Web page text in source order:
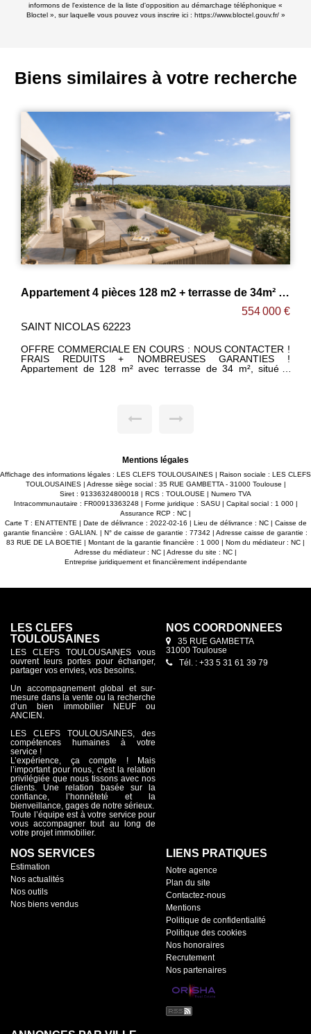
informons de l'existence de la liste d'opposition au démarchage téléphonique «
Bloctel », sur laquelle vous pouvez vous inscrire ici : https://www.bloctel.gouv.fr/»
Biens similaires à votre recherche
554 000 €
SAINT NICOLAS 62223
OFFRE COMMERCIALE EN COURS : NOUS CONTACTER !
FRAIS REDUITS + NOMBREUSES GARANTIES !
Appartement de 128 m² avec terrasse de 34 m², situé à
min à vélo. Celle ci propose quotidiennement des trajets vers
le tout donnant accès à une grande terrasse de 34m² -3
chambres dont une suite de 15m². -Salle de bain avec WC et
une salle d'eau supplémentaire. -Deuxième WC séparé. -Un
cellier. -Deux places de parkings intérieurs. Antoine CAMUS
LES CLEFS DU NEUF
!
!
à
de
de
,
-3
Mentions légales
Affichage des informations légales : LES CLEFS TOULOUSAINES | Raison sociale : LES CLEFS
TOULOUSAINES | Adresse siège social : 35 RUE GAMBETTA - 31000 Toulouse |
Siret : 91336324800018 | RCS : TOULOUSE | Numero TVA
Intracommunautaire : FR00913363248 | Forme juridique : SASU | Capital social : 1 000 |
Assurance RCP : NC |
Carte T : EN ATTENTE | Date de délivrance : 2022-02-16 | Lieu de délivrance : NC | Caisse de
garantie financière : GALIAN. | N° de caisse de garantie : 77342 | Adresse caisse de garantie :
83 RUE DE LA BOETIE | Montant de la garantie financière : 1 000 | Nom du médiateur : NC |
Adresse du médiateur : NC | Adresse du site : NC |
Entreprise juridiquement et financièrement indépendante
LES CLEFS
TOULOUSAINES
LES CLEFS TOULOUSAINES vous
ouvrent leurs portes pour échanger,
partager vos envies, vos besoins.
Un accompagnement global et sur-
mesure dans la vente ou la recherche
d’un bien immobilier NEUF ou
ANCIEN.
LES CLEFS TOULOUSAINES, des
compétences humaines à votre
service !
L’expérience, ça compte ! Mais
l’important pour nous, c’est la relation
privilégiée que nous tissons avec nos
clients. Une relation basée sur la
confiance, l’honnêteté et la
bienveillance, gages de notre sérieux.
Toute l’équipe est à votre service pour
vous accompagner tout au long de
votre projet immobilier.
NOS COORDONNÉES
35 RUE GAMBETTA
31000 Toulouse
Tél. : +33 5 31 61 39 79
NOS SERVICES
Estimation
Nos actualités
Nos outils
Nos biens vendus
LIENS PRATIQUES
Notre agence
Plan du site
Contactez-nous
Mentions
Politique de confidentialité
Politique des cookies
Nos honoraires
Recrutement
Nos partenaires